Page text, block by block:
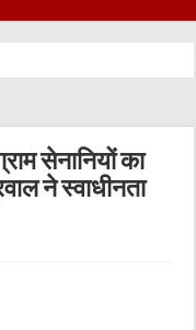
सेनानियों का
ने स्वाधीनता